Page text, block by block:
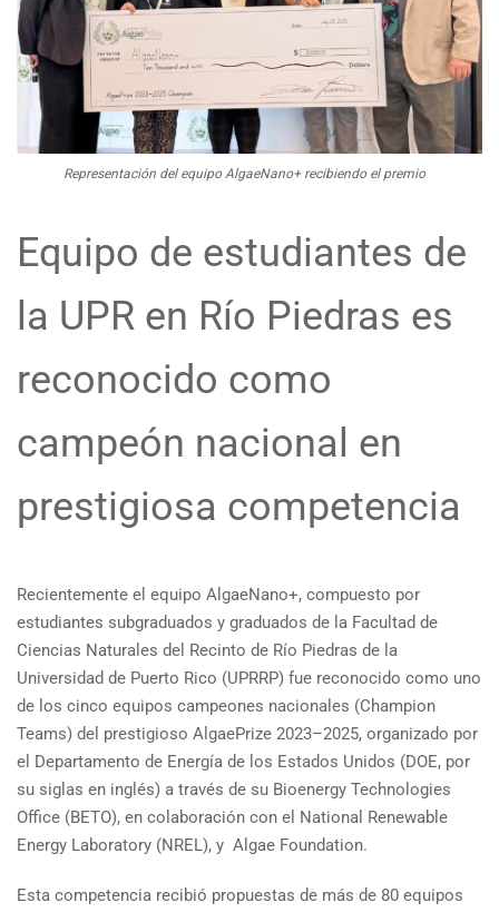
Representación del equipo AlgaeNano+ recibiendo el premio
Equipo de estudiantes de
la UPR en Río Piedras es
reconocido como
campeón nacional en
prestigiosa competencia
Recientemente el equipo AlgaeNano+, compuesto por
estudiantes subgraduados y graduados de la Facultad de
Ciencias Naturales del Recinto de Río Piedras de la
Universidad de Puerto Rico (UPRRP) fue reconocido como uno
de los cinco equipos campeones nacionales (Champion
Teams) del prestigioso AlgaePrize 2023–2025, organizado por
el Departamento de Energía de los Estados Unidos (DOE, por
su siglas en inglés) a través de su Bioenergy Technologies
Office (BETO), en colaboración con el National Renewable
Energy Laboratory (NREL), y Algae Foundation.
Esta competencia recibió propuestas de más de 80 equipos